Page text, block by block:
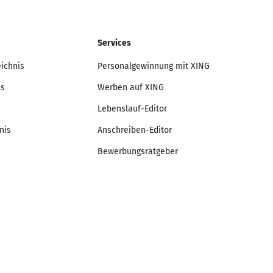
Services
Personalgewinnung mit XING
Werben auf XING
Lebenslauf-Editor
Anschreiben-Editor
Bewerbungsratgeber